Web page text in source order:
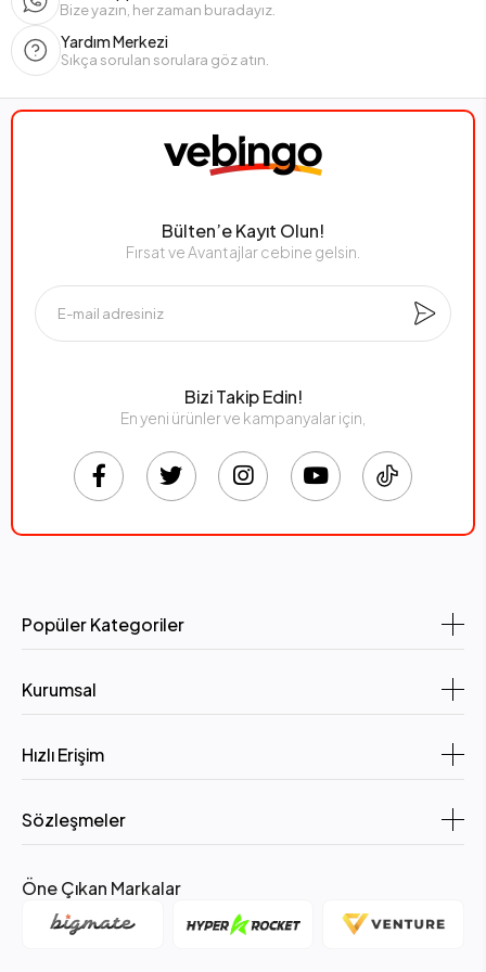
Bize yazın, her zaman buradayız.
Yardım Merkezi
Sıkça sorulan sorulara göz atın.
Bülten’e Kayıt Olun!
Fırsat ve Avantajlar cebine gelsin.
Bizi Takip Edin!
En yeni ürünler ve kampanyalar için,
Popüler Kategoriler
Kurumsal
Hızlı Erişim
Sözleşmeler
Öne Çıkan Markalar